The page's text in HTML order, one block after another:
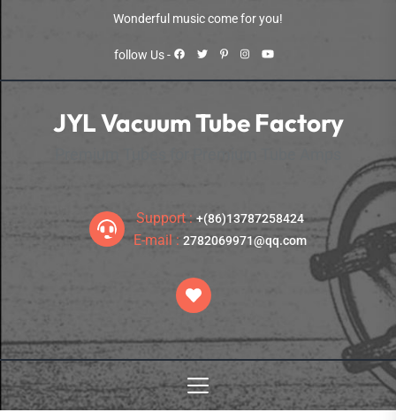
content
Wonderful music come for you!
follow Us -
JYL Vacuum Tube Factory
Support :+(86)13787258424
E-mail : 2782069971@qq.com